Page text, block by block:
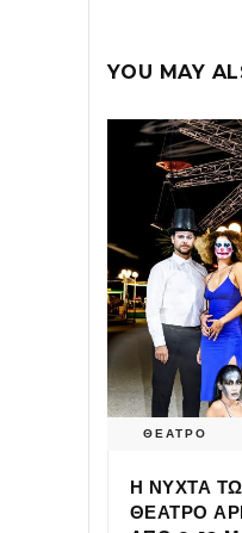
YOU MAY
ΘΕΑΤΡΟ
Η ΝΥΧΤΑ
ΘΕΑΤΡΟ